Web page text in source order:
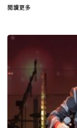
閱讀更多